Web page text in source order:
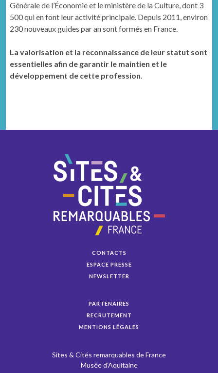
Générale de l’Économie et le min­istère de la Cul­ture, dont 3
500 qui en font leur activ­ité prin­ci­pale. Depuis 2011, env­i­ron
230 nou­veaux guides par an sont for­més en France.
La valorisation et la reconnaissance de leur statut sont
essentielles afin de garantir le maintien et le
développement de cette profession.
CONTACTS
ESPACE PRESSE
NEWSLETTER
PARTENAIRES
RECRUTEMENT
MENTIONS LÉGALES
Sites & Cités remarquables de France
Musée d’Aquitaine